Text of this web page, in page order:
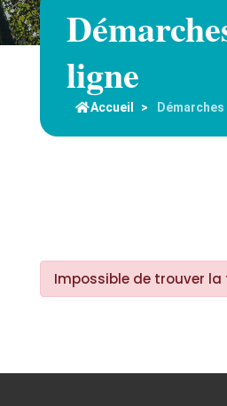
ligne
Accueil >
Impossible de trouver la